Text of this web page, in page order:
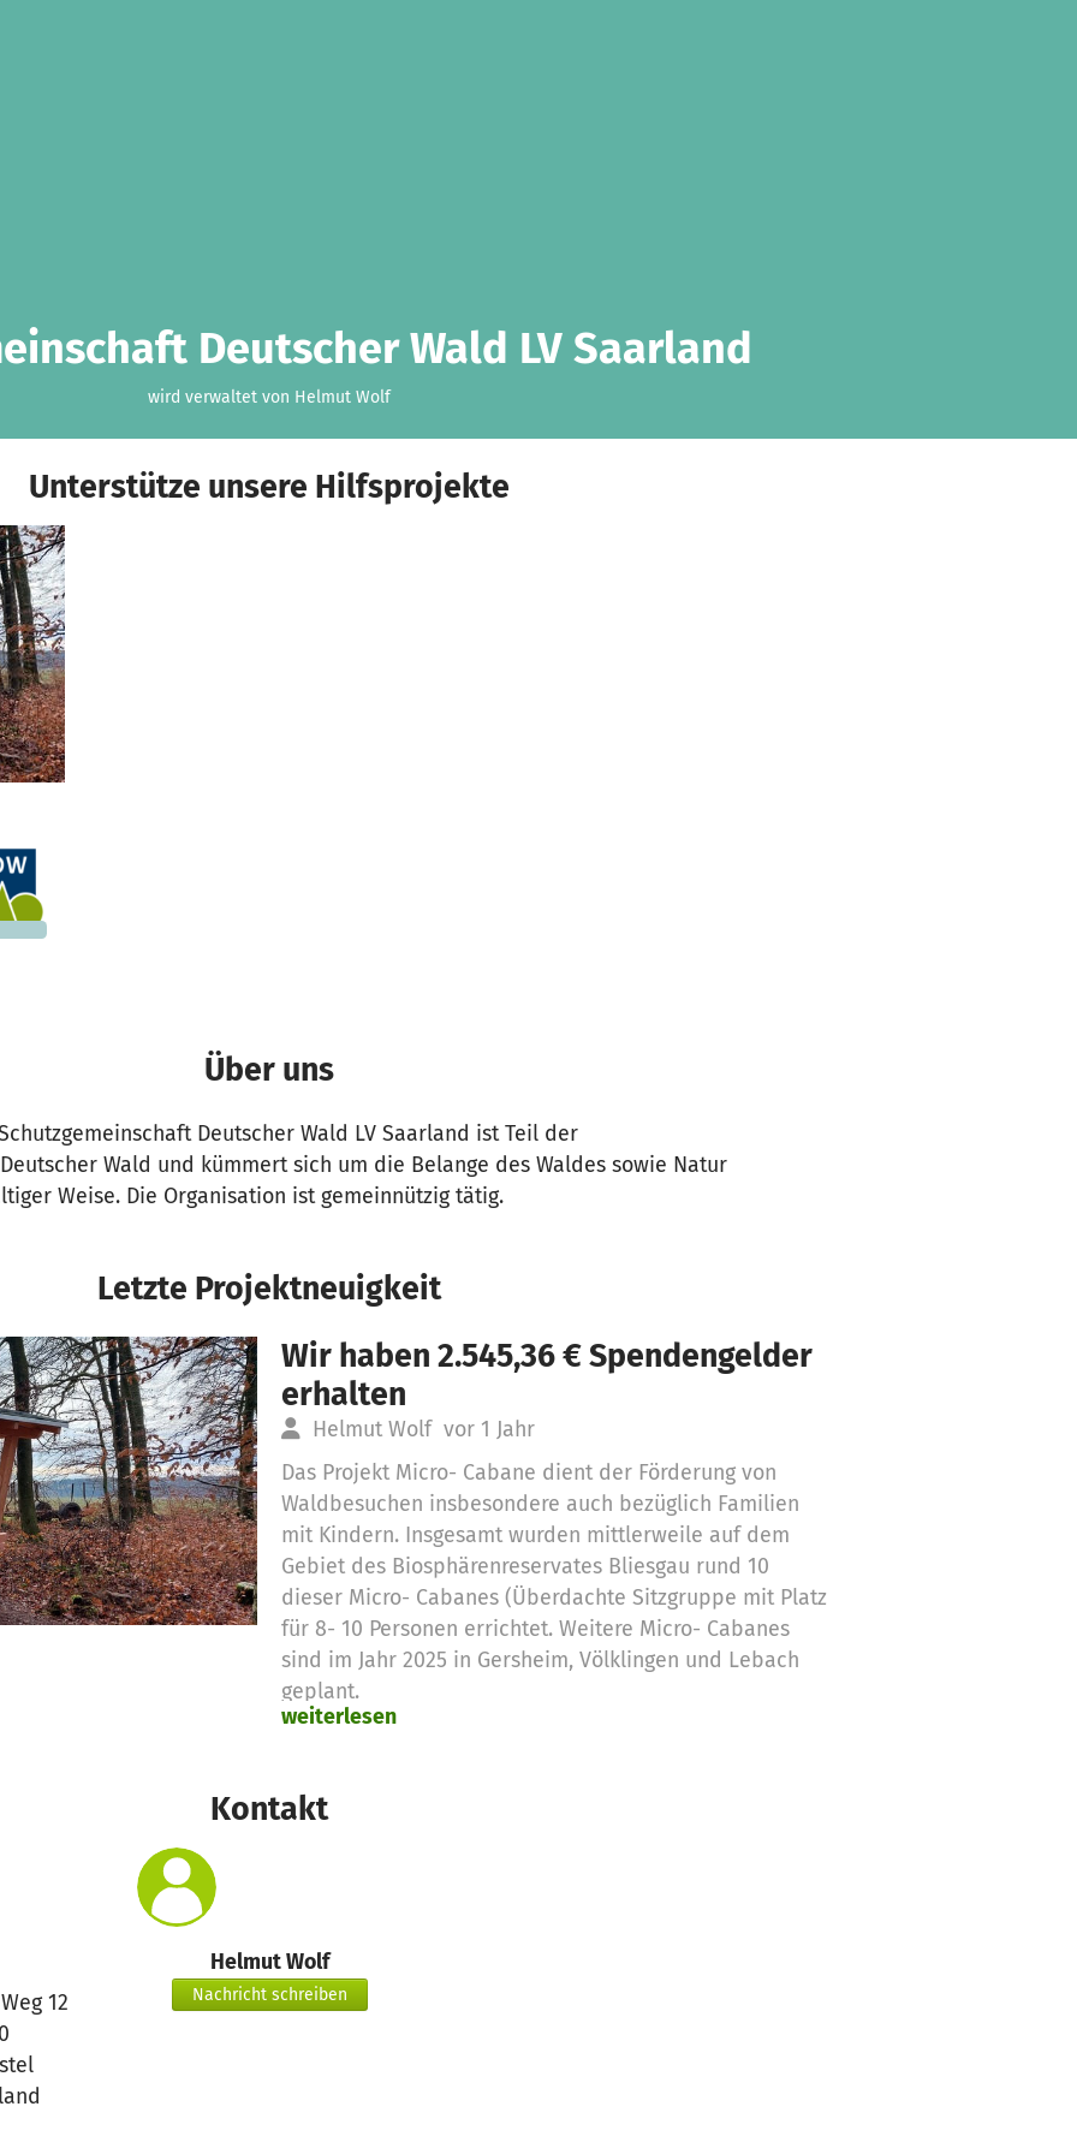
Deutscher Wald LV Saarland
wird verwaltet von Helmut Wolf
Unterstütze unsere Hilfsprojekte
€
noch
Über uns
Deutscher Wald LV Saarland ist Teil der
Wald und kümmert sich um die Belange des Waldes sowie Natur
Weise. Die Organisation ist gemeinnützig tätig.
Letzte Projektneuigkeit
Wir haben 2.545,36 € Spendengelder
erhalten
Helmut Wolf vor 1 Jahr
Das Projekt Micro- Cabane dient der Förderung von
Waldbesuchen insbesondere auch bezüglich Familien
mit Kindern. Insgesamt wurden mittlerweile auf dem
Gebiet des Biosphärenreservates Bliesgau rund 10
dieser Micro- Cabanes (Überdachte Sitzgruppe mit Platz
für 8- 10 Personen errichtet. Weitere Micro- Cabanes
sind im Jahr 2025 in Gersheim, Völklingen und Lebach
geplant.
weiterlesen
Kontakt
12
Helmut Wolf
Nachricht schreiben